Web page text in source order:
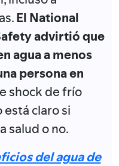
El National
advirtió que
agua a menos
persona en
shock de frío
claro si
salud o no.
del agua de